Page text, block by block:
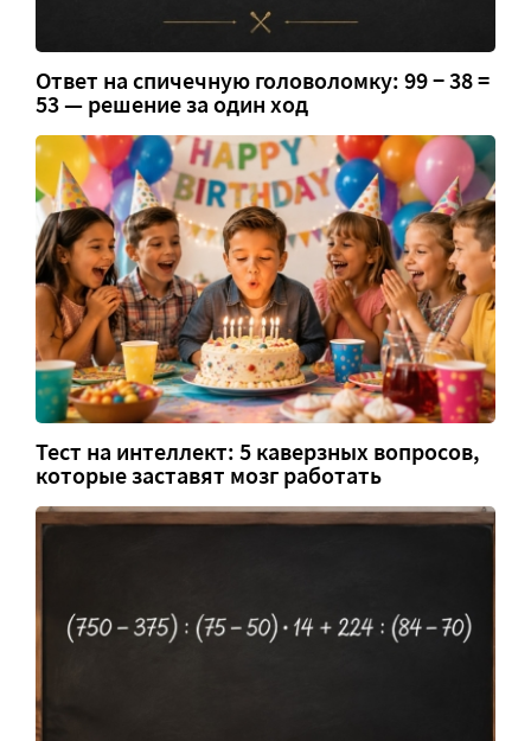
Ответ на спичечную головоломку: 99 − 38 =
53 — решение за один ход
Тест на интеллект: 5 каверзных вопросов,
которые заставят мозг работать